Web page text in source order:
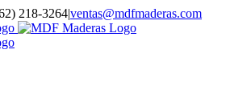
218-3264|ventas@mdfmaderas.com